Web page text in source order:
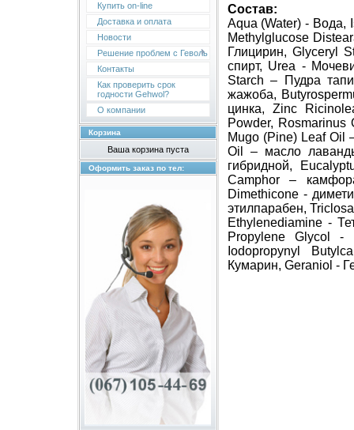
Купить on-line
Доставка и оплата
Новости
Решение проблем с Геволь
Контакты
Как проверить срок
годности Gehwol?
О компании
Корзина
Ваша корзина пуста
Оформить заказ по тел:
Состав:
Aqua (Water) - Вода,
Methylglucose
Глицирин, Glyceryl
спирт, Urea -
Starch – Пудра
жажоба,
цинка, Zinc
Powder,
Mugo (Pine) Leaf Oil
Oil – масло
гибридной,
Camphor –
Dimethicone -
этилпарабен,
Ethylenediamine -
Propylene Glycol -
Iodopropynyl
Кумарин, Geraniol -